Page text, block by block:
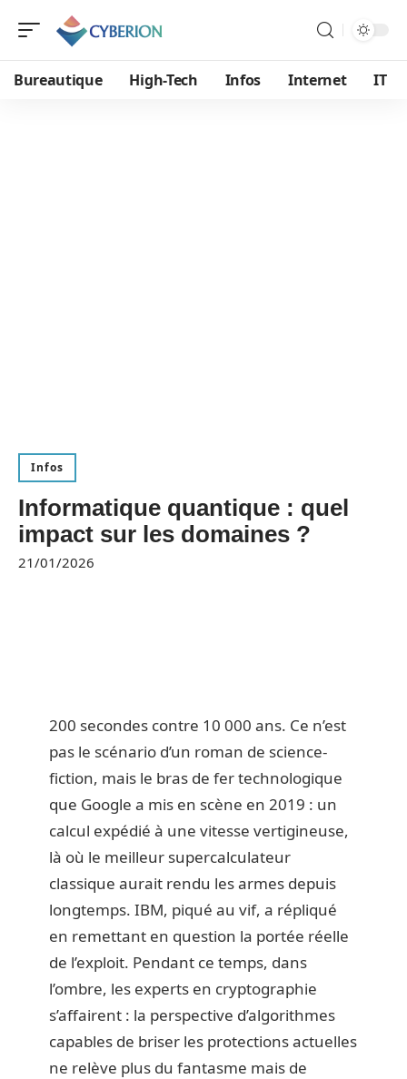
Bureautique High-Tech Infos Internet IT
Infos
Informatique quantique : quel
impact sur les domaines ?
21/01/2026
200 secondes contre 10 000 ans. Ce n’est
pas le scénario d’un roman de science-
fiction, mais le bras de fer technologique
que Google a mis en scène en 2019 : un
calcul expédié à une vitesse vertigineuse,
là où le meilleur supercalculateur
classique aurait rendu les armes depuis
longtemps. IBM, piqué au vif, a répliqué
en remettant en question la portée réelle
de l’exploit. Pendant ce temps, dans
l’ombre, les experts en cryptographie
s’affairent : la perspective d’algorithmes
capables de briser les protections actuelles
ne relève plus du fantasme mais de